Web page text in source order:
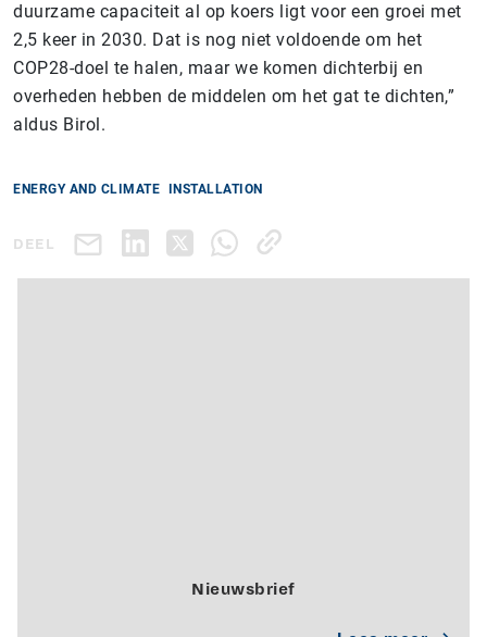
duurzame capaciteit al op koers ligt voor een groei met
2,5 keer in 2030. Dat is nog niet voldoende om het
COP28-doel te halen, maar we komen dichterbij en
overheden hebben de middelen om het gat te dichten,”
aldus Birol.
ENERGY AND CLIMATE INSTALLATION
DEEL
Nieuwsbrief